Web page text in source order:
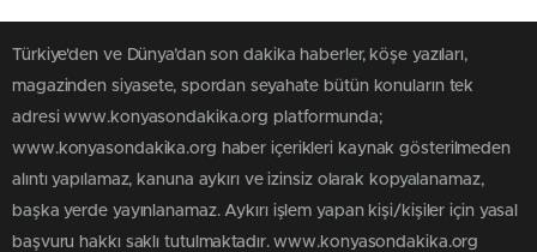
Türkiye'den ve Dünya’dan son dakika haberler, köşe yazıları,
magazinden siyasete, spordan seyahate bütün konuların tek
adresi www.konyasondakika.org platformunda;
www.konyasondakika.org haber içerikleri kaynak gösterilmeden
alıntı yapılamaz, kanuna aykırı ve izinsiz olarak kopyalanamaz,
başka yerde yayınlanamaz. Aykırı işlem yapan kişi/kişiler için yasal
başvuru hakkı saklı tutulmaktadır. www.konyasondakika.org